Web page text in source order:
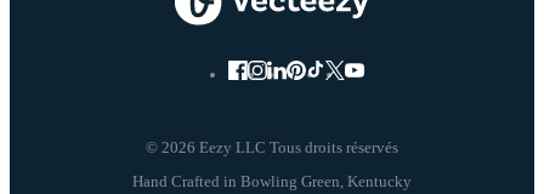
© 2026 Eezy LLC Tous droits réservés